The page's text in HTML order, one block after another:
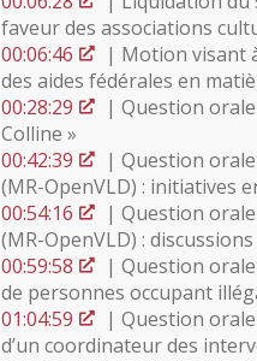
faveur des associations
00:06:46
| Motion visant
des aides fédérales en
00:28:29
| Question orale
Colline »
00:42:39
| Question
(MR-OpenVLD) : initiatives
00:54:16
| Question
(MR-OpenVLD) :
00:59:58
| Question
de personnes occupant
01:04:59
| Question
d’un coordinateur des